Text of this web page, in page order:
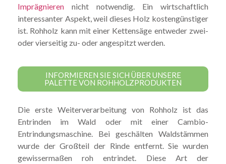
Imprägnierennicht notwendig. Ein wirtschaftlich
interessanter Aspekt, weil dieses Holz kostengünstiger
ist. Rohholz kann mit einer Kettensäge entweder zwei-
oder vierseitig zu- oder angespitzt werden.
INFORMIEREN SIE SICH ÜBER UNSERE
PALETTE VON ROHHOLZPRODUKTEN
Die erste Weiterverarbeitung von Rohholz ist das
Entrinden im Wald oder mit einer Cambio-
Entrindungsmaschine. Bei geschälten Waldstämmen
wurde der Großteil der Rinde entfernt. Sie wurden
gewissermaßen roh entrindet. Diese Art der